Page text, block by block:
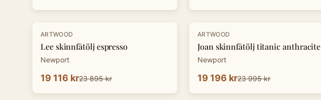
-20%
ARTWOOD
Lee skinnfåtölj espresso
Newport
19 116 kr23 895 kr
-20%
ARTWOOD
Joan skinnfåtölj titanic anthracite
Newport
19 196 kr23 995 kr